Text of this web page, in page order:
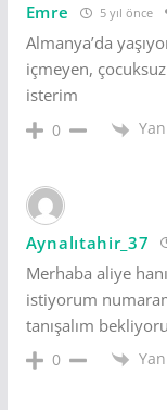
Emre 5 yıl önce
Almanya’da
içmeyen,
isterim
0
Aynalıtahir_37
Merhaba aliye
istiyorum
tanışalım
0